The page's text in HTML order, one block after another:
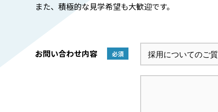
また、積極的な見学希望も大歓迎です。
お問い合わせ内容 必須